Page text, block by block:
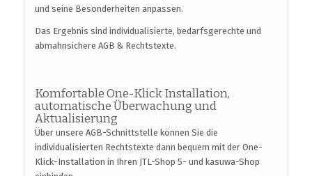
und seine Besonderheiten anpassen.
Das Ergebnis sind individualisierte, bedarfsgerechte und
abmahnsichere AGB & Rechtstexte.
Komfortable One-Klick Installation,
automatische Überwachung und
Aktualisierung
Über unsere AGB-Schnittstelle können Sie die
individualisierten Rechtstexte dann bequem mit der One-
Klick-Installation in Ihren JTL-Shop 5- und kasuwa-Shop